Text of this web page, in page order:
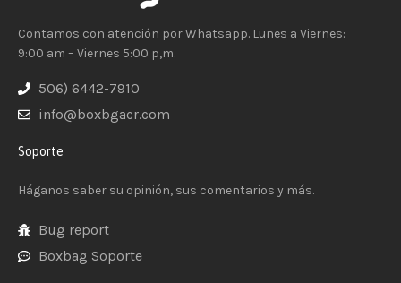
Contamos con atención por Whatsapp. Lunes a Viernes:
9:00 am – Viernes 5:00 p,m.
506) 6442-7910
info@boxbgacr.com
Soporte
Háganos saber su opinión, sus comentarios y más.
Bug report
Boxbag Soporte